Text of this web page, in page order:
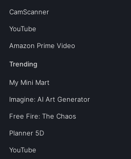
CamScanner
YouTube
Amazon Prime Video
Trending
My Mini Mart
Imagine: AI Art Generator
Free Fire: The Chaos
Planner 5D
YouTube